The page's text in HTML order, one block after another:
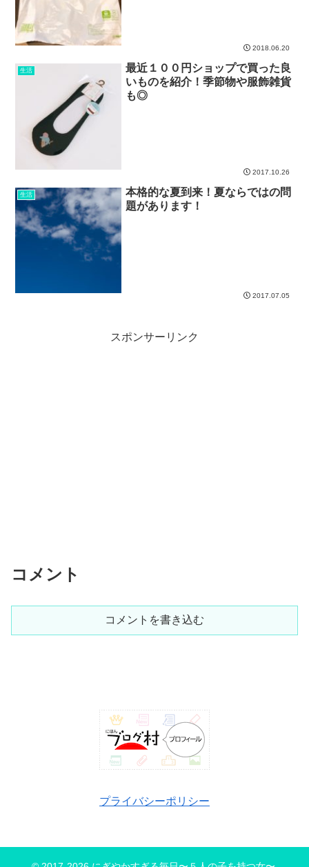
2018.06.20
生活
最近１００円ショップで買った良
いものを紹介！季節物や服飾雑貨
も◎
2017.10.26
生活
本格的な夏到来！夏ならではの問
題があります！
2017.07.05
スポンサーリンク
コメント
コメントを書き込む
プライバシーポリシー